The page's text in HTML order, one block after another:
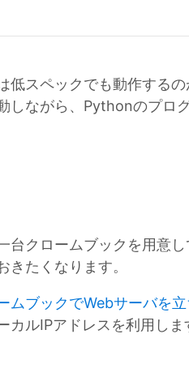
低スペックでも動作する
しながら、Pythonのプロ
台クロームブックを用意
きたくなります。
ムブックでWebサーバを
カルIPアドレスを利用しま